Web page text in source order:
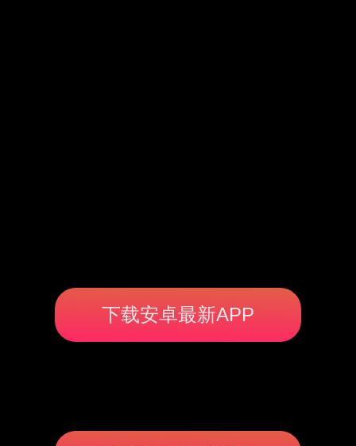
下载安卓最新APP